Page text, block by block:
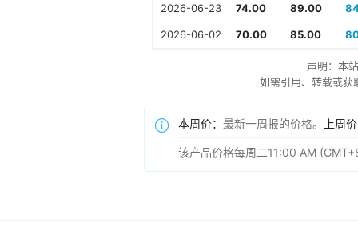
2026-06-23 74.00 89.00
2026-06-02 70.00 85.00
声明：本
如需引用、转载或
本周价： 最新一周报的价格。 上周
该产品价格每周二11:00 AM